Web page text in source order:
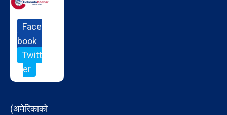
Face
book
Twitt
er
(अमेरिकाको